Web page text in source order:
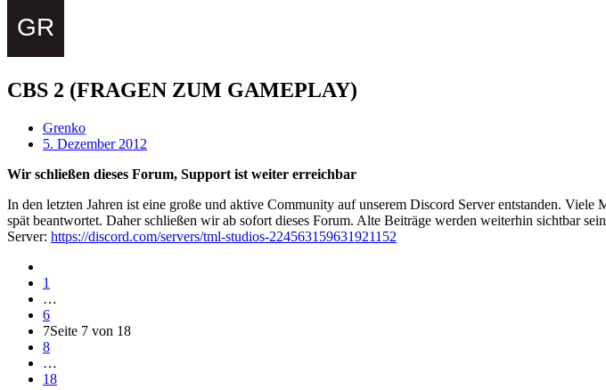
CBS 2 (FRAGEN ZUM GAMEPLAY)
Grenko
5. Dezember 2012
Wir schließen dieses Forum, Support ist weiter erreichbar
In den letzten Jahren ist eine große und aktive Community auf unserem Discord Server entstanden.
spät beantwortet. Daher schließen wir ab sofort dieses Forum. Alte Beiträge werden weiterhin sichtbar
Server: https://discord.com/servers/tml-studios-224563159631921152
1
…
6
7Seite 7 von 18
8
…
18